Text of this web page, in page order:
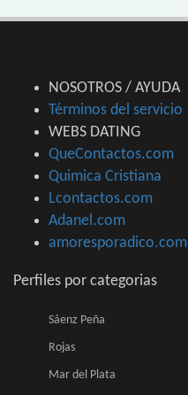
NOSOTROS / AYUDA
Términos del servicio
WEBS DATING
QueContactos.com
Quimica Cristiana
Lcontactos.com
Adanel.com
amoresporadico.com
Perfiles por categorias
Sáenz Peña
Rojas
Mar del Plata